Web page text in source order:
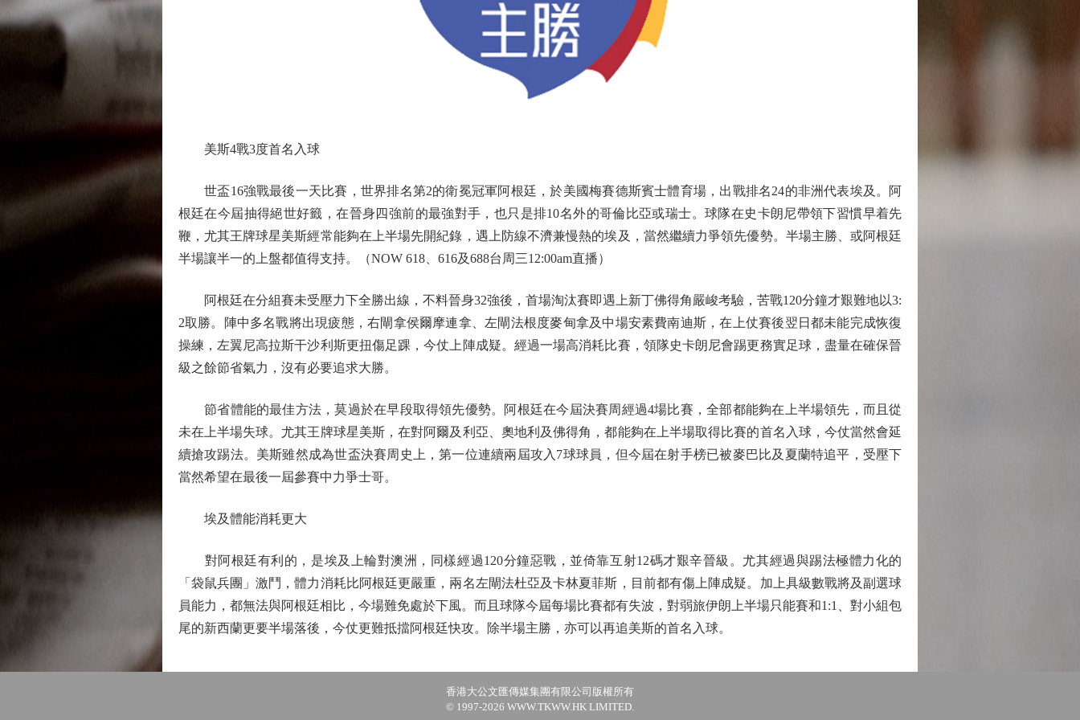
美斯4戰3度首名入球
世盃16強戰最後一天比賽，世界排名第2的衛冕冠軍阿根廷，於美國梅賽德斯賓士體育場，出戰排名24的非洲代表埃及。阿
根廷在今屆抽得絕世好籤，在晉身四強前的最強對手，也只是排10名外的哥倫比亞或瑞士。球隊在史卡朗尼帶領下習慣早着先
鞭，尤其王牌球星美斯經常能夠在上半場先開紀錄，遇上防線不濟兼慢熱的埃及，當然繼續力爭領先優勢。半場主勝、或阿根廷
半場讓半一的上盤都值得支持。（NOW 618、616及688台周三12:00am直播）
阿根廷在分組賽未受壓力下全勝出線，不料晉身32強後，首場淘汰賽即遇上新丁佛得角嚴峻考驗，苦戰120分鐘才艱難地以3:
2取勝。陣中多名戰將出現疲態，右閘拿侯爾摩連拿、左閘法根度麥甸拿及中場安素費南迪斯，在上仗賽後翌日都未能完成恢復
操練，左翼尼高拉斯干沙利斯更扭傷足踝，今仗上陣成疑。經過一場高消耗比賽，領隊史卡朗尼會踢更務實足球，盡量在確保晉
級之餘節省氣力，沒有必要追求大勝。
節省體能的最佳方法，莫過於在早段取得領先優勢。阿根廷在今屆決賽周經過4場比賽，全部都能夠在上半場領先，而且從
未在上半場失球。尤其王牌球星美斯，在對阿爾及利亞、奧地利及佛得角，都能夠在上半場取得比賽的首名入球，今仗當然會延
續搶攻踢法。美斯雖然成為世盃決賽周史上，第一位連續兩屆攻入7球球員，但今屆在射手榜已被麥巴比及夏蘭特追平，受壓下
當然希望在最後一屆參賽中力爭士哥。
埃及體能消耗更大
對阿根廷有利的，是埃及上輪對澳洲，同樣經過120分鐘惡戰，並倚靠互射12碼才艱辛晉級。尤其經過與踢法極體力化的
「袋鼠兵團」激鬥，體力消耗比阿根廷更嚴重，兩名左閘法杜亞及卡林夏菲斯，目前都有傷上陣成疑。加上具級數戰將及副選球
員能力，都無法與阿根廷相比，今場難免處於下風。而且球隊今屆每場比賽都有失波，對弱旅伊朗上半場只能賽和1:1、對小組包
尾的新西蘭更要半場落後，今仗更難抵擋阿根廷快攻。除半場主勝，亦可以再追美斯的首名入球。
香港大公文匯傳媒集團有限公司版權所有
© 1997-2026 WWW.TKWW.HK LIMITED.